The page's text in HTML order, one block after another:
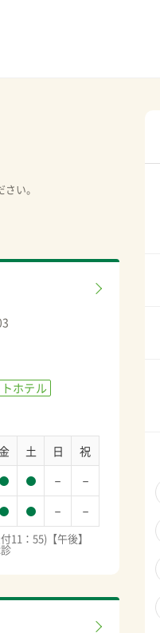
い。
ホテル
土 日
祝
－ －
－ －
：55)【午後】